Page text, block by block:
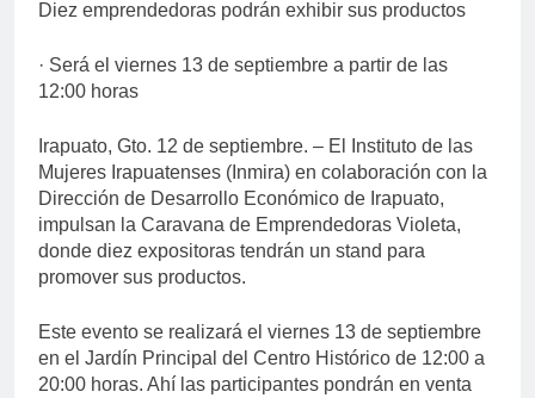
Diez emprendedoras podrán exhibir sus productos
· Será el viernes 13 de septiembre a partir de las
12:00 horas
Irapuato, Gto. 12 de septiembre. – El Instituto de las
Mujeres Irapuatenses (Inmira) en colaboración con la
Dirección de Desarrollo Económico de Irapuato,
impulsan la Caravana de Emprendedoras Violeta,
donde diez expositoras tendrán un stand para
promover sus productos.
Este evento se realizará el viernes 13 de septiembre
en el Jardín Principal del Centro Histórico de 12:00 a
20:00 horas. Ahí las participantes pondrán en venta